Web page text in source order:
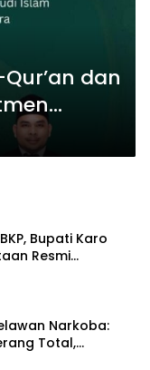
dan
Bupati Karo
Resmi
Narkoba:
Total,
Utama